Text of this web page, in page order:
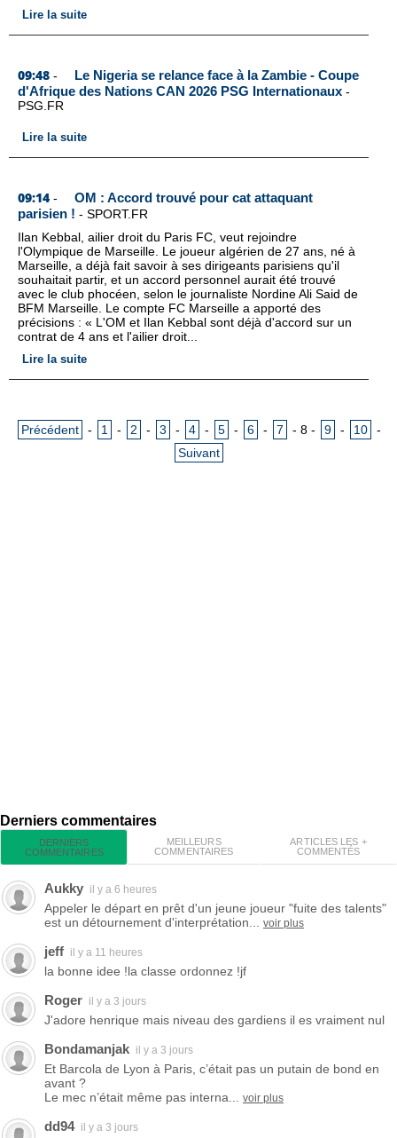
Lire la suite
09:48 -
Le Nigeria se relance face à la Zambie - Coupe
d'Afrique des Nations CAN 2026 PSG Internationaux -
PSG.FR
Lire la suite
09:14 -
OM : Accord trouvé pour cat attaquant
parisien ! - SPORT.FR
Ilan Kebbal, ailier droit du Paris FC, veut rejoindre
l'Olympique de Marseille. Le joueur algérien de 27 ans, né à
Marseille, a déjà fait savoir à ses dirigeants parisiens qu'il
souhaitait partir, et un accord personnel aurait été trouvé
avec le club phocéen, selon le journaliste Nordine Ali Said de
BFM Marseille. Le compte FC Marseille a apporté des
précisions : « L'OM et Ilan Kebbal sont déjà d'accord sur un
contrat de 4 ans et l'ailier droit...
Lire la suite
Précédent - 1 - 2 - 3 - 4 - 5 - 6 - 7 - 8 - 9 - 10
-
Suivant
Derniers commentaires
DERNIERS
COMMENTAIRES
MEILLEURS
COMMENTAIRES
ARTICLES LES +
COMMENTÉS
Aukky il y a 6 heures
Appeler le départ en prêt d'un jeune joueur "fuite des talents"
est un détournement d'interprétation...
voir plus
jeff il y a 11 heures
la bonne idee !la classe ordonnez !jf
Roger il y a 3 jours
J'adore henrique mais niveau des gardiens il es vraiment nul
Bondamanjak il y a 3 jours
Et Barcola de Lyon à Paris, c’était pas un putain de bond en
avant ?
Le mec n’était même pas interna...
voir plus
dd94 il y a 3 jours